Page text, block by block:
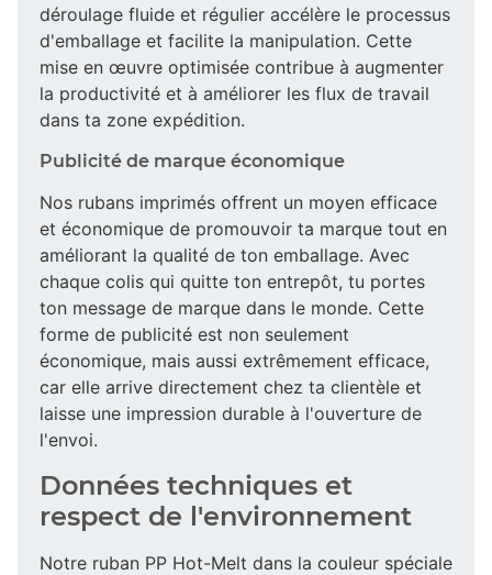
déroulage fluide et régulier accélère le processus
d'emballage et facilite la manipulation. Cette
mise en œuvre optimisée contribue à augmenter
la productivité et à améliorer les flux de travail
dans ta zone expédition.
Publicité de marque économique
Nos rubans imprimés offrent un moyen efficace
et économique de promouvoir ta marque tout en
améliorant la qualité de ton emballage. Avec
chaque colis qui quitte ton entrepôt, tu portes
ton message de marque dans le monde. Cette
forme de publicité est non seulement
économique, mais aussi extrêmement efficace,
car elle arrive directement chez ta clientèle et
laisse une impression durable à l'ouverture de
l'envoi.
Données techniques et
respect de l'environnement
Notre ruban PP Hot-Melt dans la couleur spéciale